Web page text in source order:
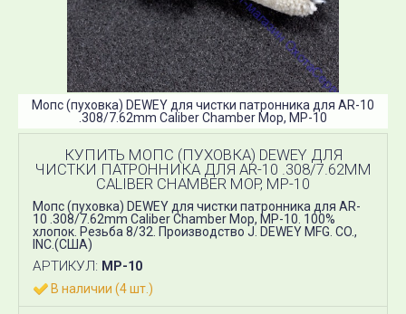
Мопс (пуховка) DEWEY для чистки патронника для AR-10
.308/7.62mm Caliber Chamber Mop, MP-10
КУПИТЬ МОПС (ПУХОВКА) DEWEY ДЛЯ
ЧИСТКИ ПАТРОННИКА ДЛЯ AR-10 .308/7.62MM
CALIBER CHAMBER MOP, MP-10
Мопс (пуховка) DEWEY для чистки патронника для AR-
10 .308/7.62mm Caliber Chamber Mop, MP-10. 100%
хлопок. Резьба 8/32. Производство J. DEWEY MFG. CO.,
INC.(США)
АРТИКУЛ: MP-10
В наличии (4 шт.)